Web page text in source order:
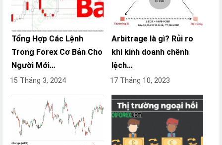
Tổng Hợp Các Lệnh
Trong Forex Cơ Bản Cho
Người Mới…
15 Tháng 3, 2024
Arbitrage là gì? Rủi ro
khi kinh doanh chênh
lệch…
17 Tháng 10, 2023